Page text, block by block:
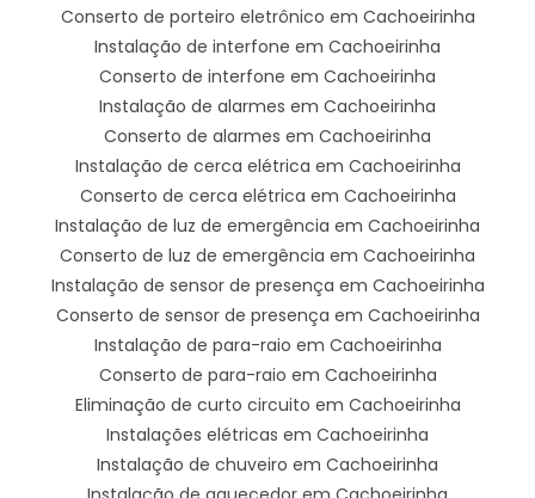
Conserto de porteiro eletrônico em Cachoeirinha
Instalação de interfone em Cachoeirinha
Conserto de interfone em Cachoeirinha
Instalação de alarmes em Cachoeirinha
Conserto de alarmes em Cachoeirinha
Instalação de cerca elétrica em Cachoeirinha
Conserto de cerca elétrica em Cachoeirinha
Instalação de luz de emergência em Cachoeirinha
Conserto de luz de emergência em Cachoeirinha
Instalação de sensor de presença em Cachoeirinha
Conserto de sensor de presença em Cachoeirinha
Instalação de para-raio em Cachoeirinha
Conserto de para-raio em Cachoeirinha
Eliminação de curto circuito em Cachoeirinha
Instalações elétricas em Cachoeirinha
Instalação de chuveiro em Cachoeirinha